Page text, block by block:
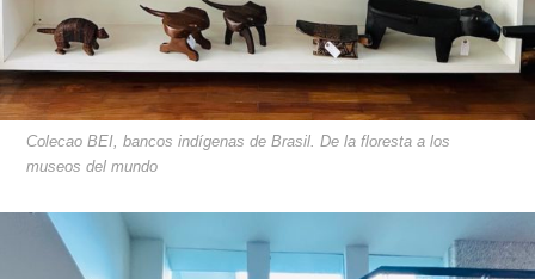
Colecao BEI, bancos indígenas de Brasil. De la floresta a los
museos del mundo